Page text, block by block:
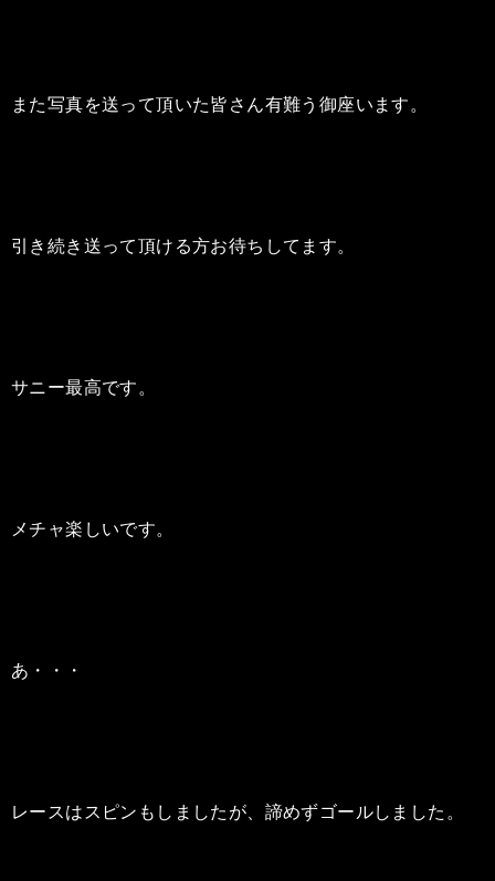
また写真を送って頂いた皆さん有難う御座います。
引き続き送って頂ける方お待ちしてます。
サニー最高です。
メチャ楽しいです。
あ・・・
レースはスピンもしましたが、諦めずゴールしました。